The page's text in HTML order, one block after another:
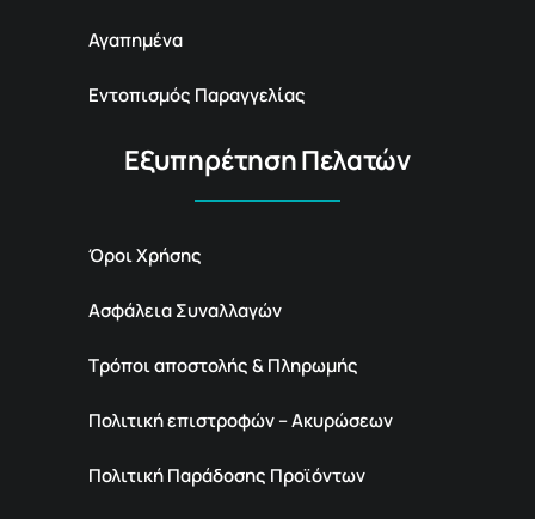
Αγαπημένα
Εντοπισμός Παραγγελίας
Εξυπηρέτηση Πελατών
Όροι Χρήσης
Ασφάλεια Συναλλαγών
Τρόποι αποστολής & Πληρωμής
Πολιτική επιστροφών – Ακυρώσεων
Πολιτική Παράδοσης Προϊόντων